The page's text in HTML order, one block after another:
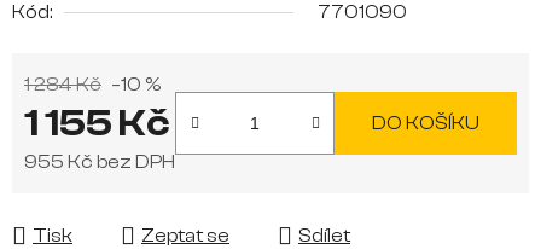
Kód:
7701090
1 284 Kč –10 %
1 155 Kč
955 Kč bez DPH
DO KOŠÍKU
Tisk Zeptat se Sdílet